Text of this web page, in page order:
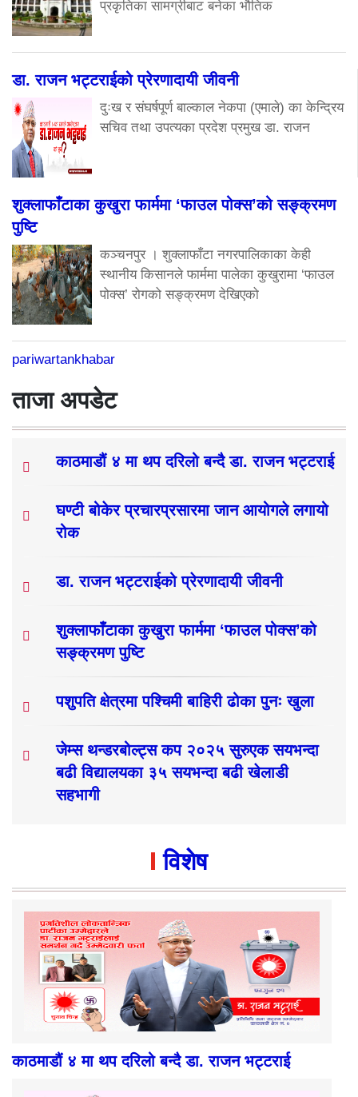
प्रकृतिका सामग्रीबाट बनेका भौतिक
डा. राजन भट्टराईको प्रेरणादायी जीवनी
दुःख र संघर्षपूर्ण बाल्काल नेकपा (एमाले) का केन्द्रिय
सचिव तथा उपत्यका प्रदेश प्रमुख डा. राजन
शुक्लाफाँटाका कुखुरा फार्ममा ‘फाउल पोक्स’को सङ्क्रमण
पुष्टि
कञ्चनपुर । शुक्लाफाँटा नगरपालिकाका केही
स्थानीय किसानले फार्ममा पालेका कुखुरामा ‘फाउल
पोक्स’ रोगको सङ्क्रमण देखिएको
pariwartankhabar
ताजा अपडेट
काठमाडौं ४ मा थप दरिलो बन्दै डा. राजन भट्टराई
घण्टी बोकेर प्रचारप्रसारमा जान आयोगले लगायो
रोक
डा. राजन भट्टराईको प्रेरणादायी जीवनी
शुक्लाफाँटाका कुखुरा फार्ममा ‘फाउल पोक्स’को
सङ्क्रमण पुष्टि
पशुपति क्षेत्रमा पश्चिमी बाहिरी ढोका पुनः खुला
जेम्स थन्डरबोल्ट्स कप २०२५ सुरुएक सयभन्दा
बढी विद्यालयका ३५ सयभन्दा बढी खेलाडी
सहभागी
विशेष
काठमाडौं ४ मा थप दरिलो बन्दै डा. राजन भट्टराई